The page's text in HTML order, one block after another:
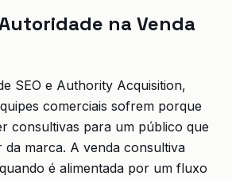
na Venda
SEO e Authority Acquisition,
comerciais sofrem porque
consultivas para um público que
marca. A venda consultiva
é alimentada por um fluxo